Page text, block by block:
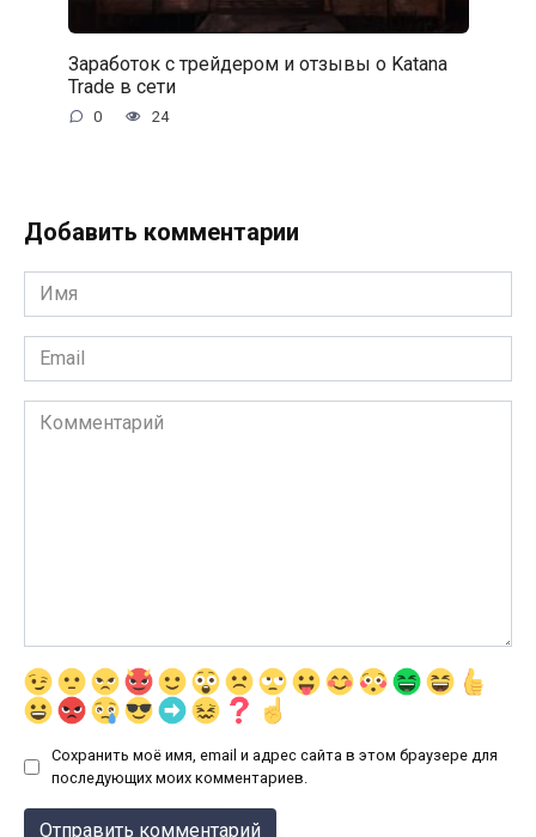
Заработок с трейдером и отзывы о Katana
Trade в сети
0 24
Добавить комментарии
Имя
*
Email
*
Комментарий
Сохранить моё имя, email и адрес сайта в этом браузере для
последующих моих комментариев.